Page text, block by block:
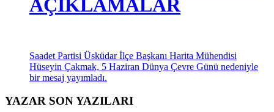
GÜNÜNDE ÇAKMAKTAN
AÇIKLAMALAR